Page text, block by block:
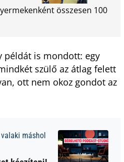
összesen 100
példát is mondott: egy
szülő az átlag felett
ott nem okoz gondot az
máshol